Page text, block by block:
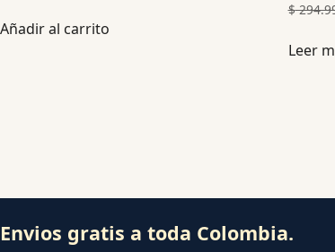
Añadir al carrito
$
Leer
Envios gratis a toda Colombia.